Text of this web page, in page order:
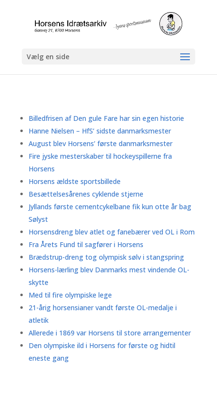
Vælg en side
Billedfrisen af Den gule Fare har sin egen historie
Hanne Nielsen – HfS’ sidste danmarksmester
August blev Horsens’ første danmarksmester
Fire jyske mesterskaber til hockeyspillerne fra
Horsens
Horsens ældste sportsbillede
Besættelsesårenes cyklende stjerne
Jyllands første cementcykelbane fik kun otte år bag
Sølyst
Horsensdreng blev atlet og fanebærer ved OL i Rom
Fra Årets Fund til sagfører i Horsens
Brædstrup-dreng tog olympisk sølv i stangspring
Horsens-lærling blev Danmarks mest vindende OL-
skytte
Med til fire olympiske lege
21-årig horsensianer vandt første OL-medalje i
atletik
Allerede i 1869 var Horsens til store arrangementer
Den olympiske ild i Horsens for første og hidtil
eneste gang